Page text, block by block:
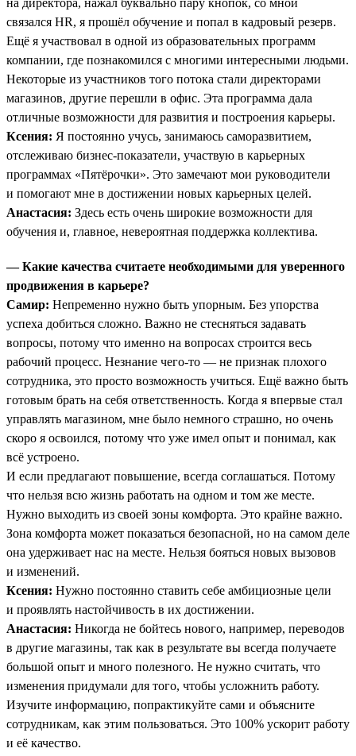
связался HR, я прошёл обучение и попал в кадровый резерв.
Ещё я участвовал в одной из образовательных программ
компании, где познакомился с многими интересными людьми.
Некоторые из участников того потока стали директорами
магазинов, другие перешли в офис. Эта программа дала
отличные возможности для развития и построения карьеры.
Ксения: Я постоянно учусь, занимаюсь саморазвитием,
отслеживаю бизнес-показатели, участвую в карьерных
программах «Пятёрочки». Это замечают мои руководители
и помогают мне в достижении новых карьерных целей.
Анастасия: Здесь есть очень широкие возможности для
обучения и, главное, невероятная поддержка коллектива.
— Какие качества считаете необходимыми для уверенного
продвижения в карьере?
Самир: Непременно нужно быть упорным. Без упорства
успеха добиться сложно. Важно не стесняться задавать
вопросы, потому что именно на вопросах строится весь
рабочий процесс. Незнание чего-то — не признак плохого
сотрудника, это просто возможность учиться. Ещё важно быть
готовым брать на себя ответственность. Когда я впервые стал
управлять магазином, мне было немного страшно, но очень
скоро я освоился, потому что уже имел опыт и понимал, как
всё устроено.
И если предлагают повышение, всегда соглашаться. Потому
что нельзя всю жизнь работать на одном и том же месте.
Нужно выходить из своей зоны комфорта. Это крайне важно.
Зона комфорта может показаться безопасной, но на самом деле
она удерживает нас на месте. Нельзя бояться новых вызовов
и изменений.
Ксения: Нужно постоянно ставить себе амбициозные цели
и проявлять настойчивость в их достижении.
Анастасия: Никогда не бойтесь нового, например, переводов
в другие магазины, так как в результате вы всегда получаете
большой опыт и много полезного. Не нужно считать, что
изменения придумали для того, чтобы усложнить работу.
Изучите информацию, попрактикуйте сами и объясните
сотрудникам, как этим пользоваться. Это 100% ускорит работу
и её качество.